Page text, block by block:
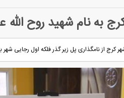
به نام شهید روح
از نامگذاری پل زیر گذر فلکه اول رجایی شهر